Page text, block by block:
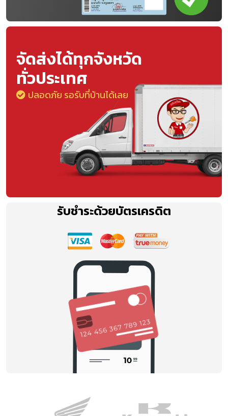
จัดส่งได้ทุกจังหวัด
ทั่วประเทศ
ปลอดภัย รอรับที่บ้านได้เลย
รับชำระด้วยบัตรเครดิต